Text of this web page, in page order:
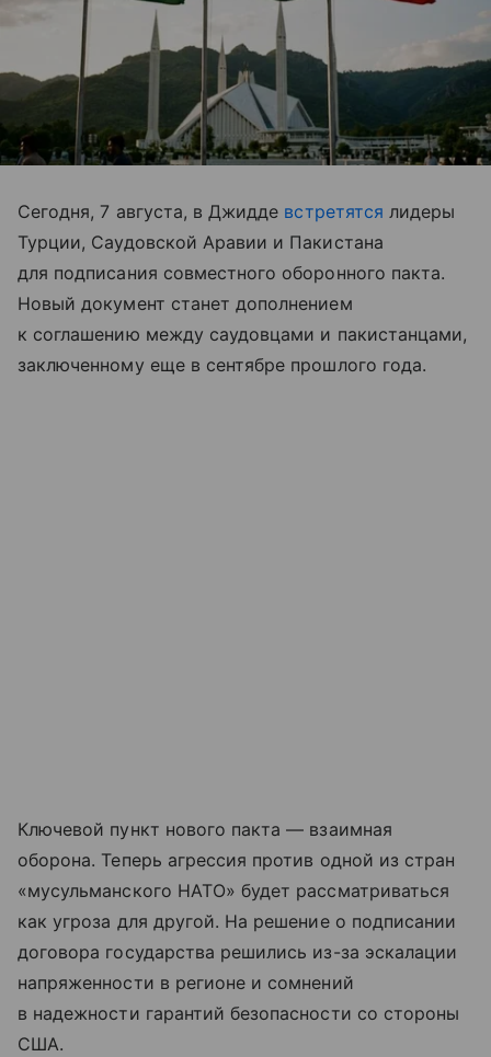
Сегодня, 7 августа, в Джидде встретятся лидеры
Турции, Саудовской Аравии и Пакистана
для подписания совместного оборонного пакта.
Новый документ станет дополнением
к соглашению между саудовцами и пакистанцами,
заключенному еще в сентябре прошлого года.
Ключевой пункт нового пакта — взаимная
оборона. Теперь агрессия против одной из стран
«мусульманского НАТО» будет рассматриваться
как угроза для другой. На решение о подписании
договора государства решились из-за эскалации
напряженности в регионе и сомнений
в надежности гарантий безопасности со стороны
США.